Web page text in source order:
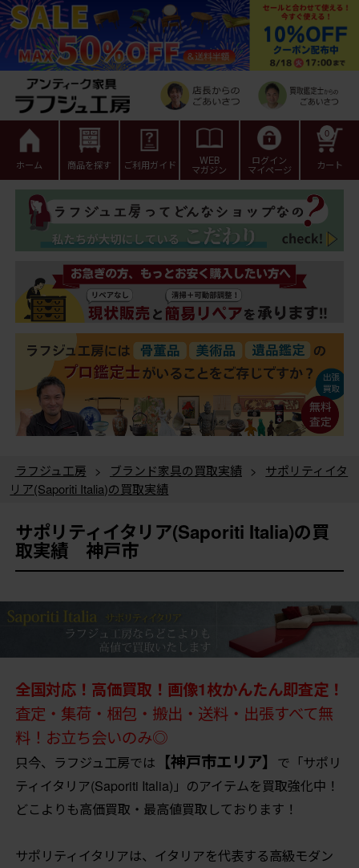
ホーム 商品を探す ご利用ガイド WEB
マガジン
ログイン
マイページ カート
0
ラフジュ工房 > ブランド家具の買取実績 >
サポリティイタ
リア(Saporiti Italia)の買取実績
サポリティイタリア(Saporiti Italia)の買
取実績 神戸市
全国対応！高価買取！画像1枚かんたん即査定！
査定・集荷・梱包・搬出・送料・出張すべて無
料！お立ち会いのみ◎
只今、ラフジュ工房では 【神戸市エリア】 で「サポリ
ティイタリア(Saporiti Italia)」のアイテムを買取強化中！
どこよりも高価買取・最高値買取しております！
サポリティイタリアは、イタリアを代表する高級モダン